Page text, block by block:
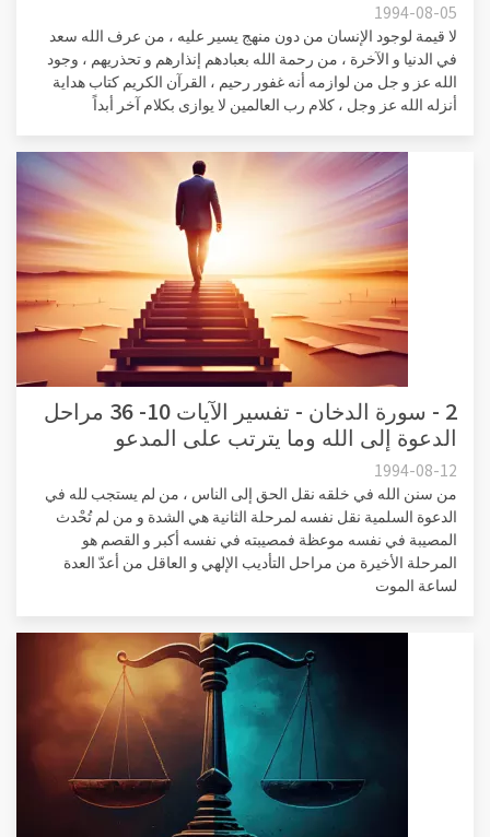
1994-08-05
لا قيمة لوجود الإنسان من دون منهج يسير عليه ، من عرف الله سعد
في الدنيا و الآخرة ، من رحمة الله بعبادهم إنذارهم و تحذريهم ، وجود
الله عز و جل من لوازمه أنه غفور رحيم ، القرآن الكريم كتاب هداية
أنزله الله عز وجل ، كلام رب العالمين لا يوازى بكلام آخر أبداً
2 - سورة الدخان - تفسير الآيات 10- 36 مراحل
الدعوة إلى الله وما يترتب على المدعو
1994-08-12
من سنن الله في خلقه نقل الحق إلى الناس ، من لم يستجب لله في
الدعوة السلمية نقل نفسه لمرحلة الثانية هي الشدة و من لم تُحْدث
المصيبة في نفسه موعظة فمصيبته في نفسه أكبر و القصم هو
المرحلة الأخيرة من مراحل التأديب الإلهي و العاقل من أعدّ العدة
لساعة الموت